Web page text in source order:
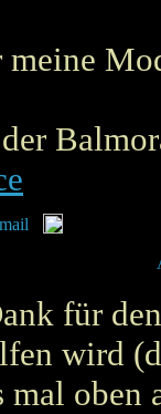
meine
für
wird
mal oben